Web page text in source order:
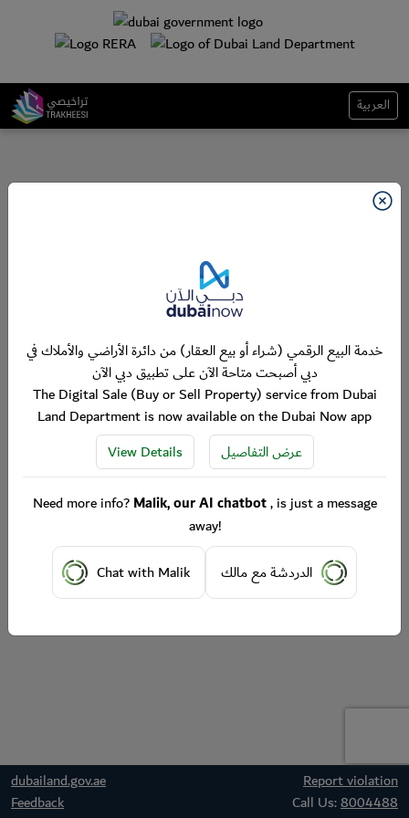
العربية
dubailand.gov.ae
Report violation
Feedback
Call Us:8004488
خدمة البيع الرقمي (شراء أو بيع العقار) من دائرة الأراضي والأملاك في
دبي أصبحت متاحة الآن على تطبيق دبي الآن
The Digital Sale (Buy or Sell Property) service from Dubai
Land Department is now available on the Dubai Now app
View Details
عرض التفاصيل
Need more info?Malik, our AI chatbot, is just a message
away!
Chat with Malik
الدردشة مع مالك